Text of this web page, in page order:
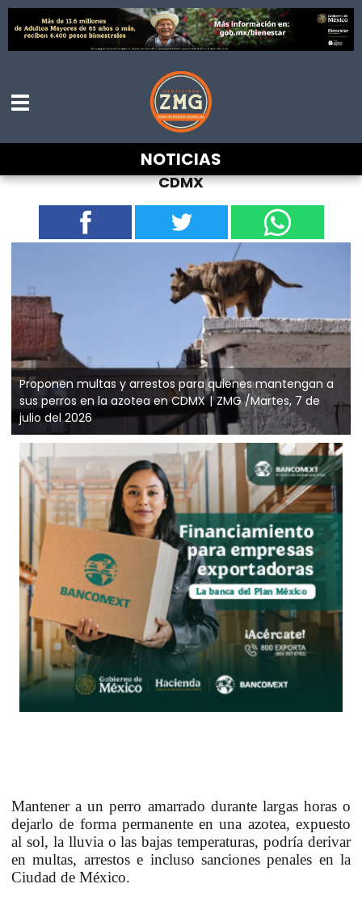
NOTICIAS
Proponen multas y arrestos para quienes
mantengan a sus perros en la azotea en
CDMX
Proponen multas y arrestos para quienes mantengan a
sus perros en la azotea en CDMX
ZMG /Martes, 7 de
julio del 2026
Mantener a un perro amarrado durante largas horas o
dejarlo de forma permanente en una azotea, expuesto
al sol, la lluvia o las bajas temperaturas, podría derivar
en multas, arrestos e incluso sanciones penales en la
Ciudad de México.